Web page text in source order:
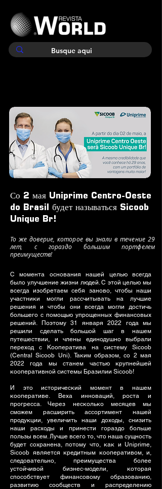
Со 2 мая Uniprime Centro-Oeste
do Brasil будет называться Sicoob
Unique Br!
То же доверие, которое вы знали в течение 29
лет, с гораздо большим портфелем
преимуществ!
С момента основания нашей целью всегда
было улучшение жизни людей. С этой целью мы
всегда изобретаем себя заново, чтобы наши
участники могли рассчитывать на лучшие
решения и чтобы они всегда могли достичь
большего с помощью упрощенных финансовых
решений. Поэтому 31 января 2022 года мы
решили сделать большой шаг в нашем
путешествии, и члены единодушно выбрали
переход с Кооператива на систему Sicoob
(Central Sicoob Uni). Таким образом, со 2 мая
2022 года мы станем частью крупнейшей
кооперативной системы Бразилии Sicoob!
И это исторический момент в нашем
кооперативе. Веха инноваций, роста и
прогресса. Через несколько месяцев мы
сможем расширить ассортимент нашей
продукции, увеличить наши доходы, снизить
наши расходы и принести гораздо больше
пользы всем. Лучше всего то, что наша сущность
будет сохранена, потому что, как и Uniprime,
Sicoob является кредитным кооперативом, и,
следовательно, преимущества более
устойчивой бизнес-модели, которая
способствует финансовому образованию,
развитию сообществ и распределению